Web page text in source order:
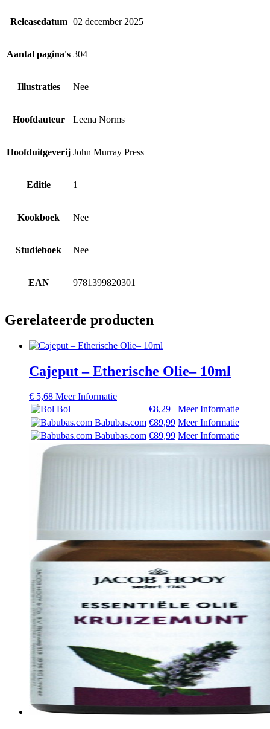
Releasedatum 02 december 2025
Aantal pagina's 304
Illustraties Nee
Hoofdauteur Leena Norms
Hoofduitgeverij John Murray Press
Editie 1
Kookboek Nee
Studieboek Nee
EAN 9781399820301
Gerelateerde producten
Cajeput – Etherische Olie– 10ml
€ 5,68 Meer Informatie
Bol
€8,29
Meer Informatie
Babubas.com €89,99 Meer Informatie
Babubas.com €89,99 Meer Informatie